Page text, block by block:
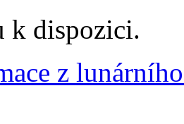
k dispozici.
z